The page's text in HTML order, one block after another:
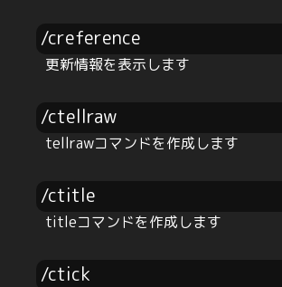
/creference
更新情報を表示します
/ctellraw
tellrawコマンドを作成します
/ctitle
titleコマンドを作成します
/ctick